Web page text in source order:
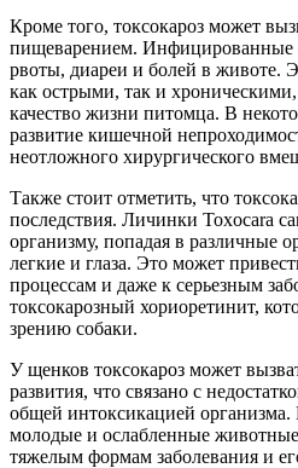
Кроме того, токсокароз может
пищеварением. Инфицированные
рвоты, диареи и болей в животе.
как острыми, так и
качество жизни питомца. В
развитие кишечной
неотложного хирургического
Также стоит отметить, что
последствия. Личинки Toxocara
организму, попадая в различные
легкие и глаза. Это может
процессам и даже к серьезным
токсокарозный хориоретинит,
зрению собаки.
У щенков токсокароз может
развития, что связано с
общей интоксикацией организма.
молодые и ослабленные
тяжелым формам заболевания и